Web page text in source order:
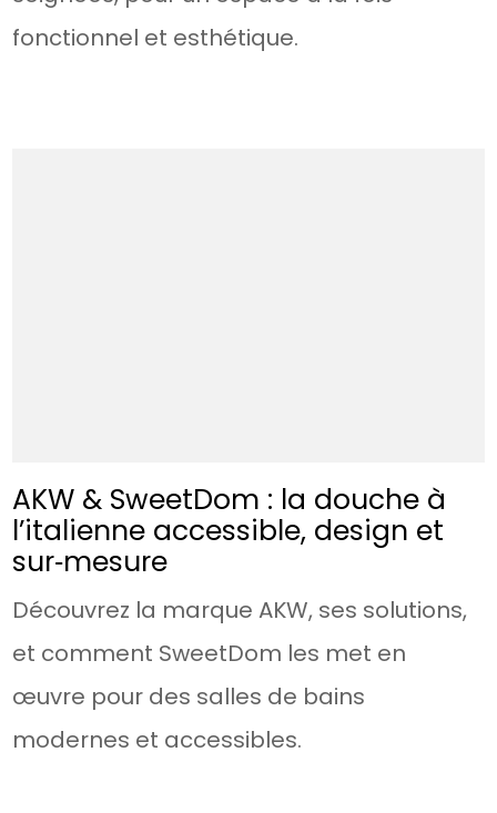
fonctionnel et esthétique.
AKW & SweetDom : la douche à
l’italienne accessible, design et
sur‑mesure
Découvrez la marque AKW, ses solutions,
et comment SweetDom les met en
œuvre pour des salles de bains
modernes et accessibles.